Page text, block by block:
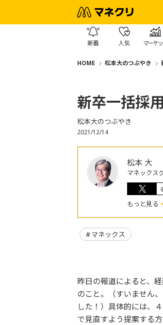
新着 人気 マーケ
HOME 松本大のつぶやき
新卒一括採用
松本大のつぶやき
2021/12/14
松本 大
マネックス
もっと見る
マネックス
昨日の報道によると、
のこと。（すいません
した！）具体的には、
で見直すよう提案する